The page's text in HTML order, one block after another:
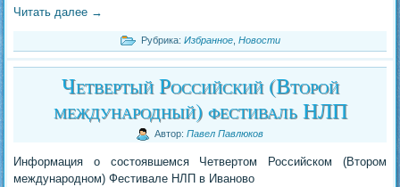
Читать далее →
Рубрика: Избранное Новости
Четвертый Российский (Второй
международный) фестиваль НЛП
Автор: Павел Павлюков
Информация о состоявшемся Четвертом Российском (Втором
международном) Фестивале НЛП в Иваново